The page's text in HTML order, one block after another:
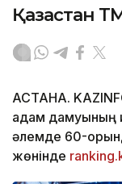
Қазақстан
АСТАНА.
адам дамуының
әлемде 60-
жөнінде